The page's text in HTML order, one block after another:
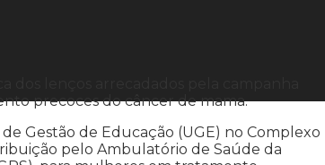
precoces do câncer de mama.
Gestão de Educação (UGE) no Complexo
pelo Ambulatório de Saúde da